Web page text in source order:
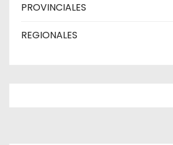
PROVINCIALES
REGIONALES